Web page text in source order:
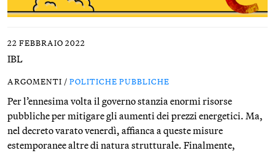
22 FEBBRAIO 2022
IBL
ARGOMENTI / POLITICHE PUBBLICHE
Per l’ennesima volta il governo stanzia enormi risorse
pubbliche per mitigare gli aumenti dei prezzi energetici. Ma,
nel decreto varato venerdì, affianca a queste misure
estemporanee altre di natura strutturale. Finalmente,